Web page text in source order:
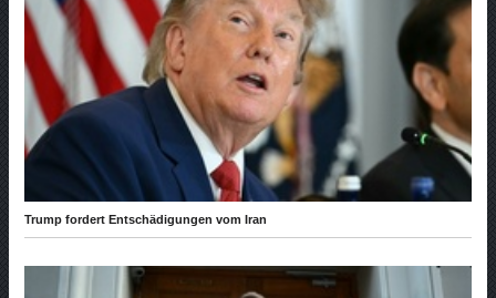
Trump fordert Entschädigungen vom Iran